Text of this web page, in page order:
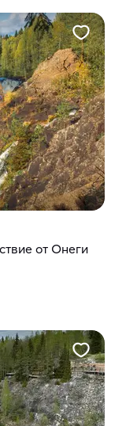
от Онеги